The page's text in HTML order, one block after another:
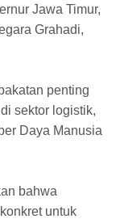
Jawa Timur,
Grahadi,
penting
sektor logistik,
Daya Manusia
bahwa
untuk